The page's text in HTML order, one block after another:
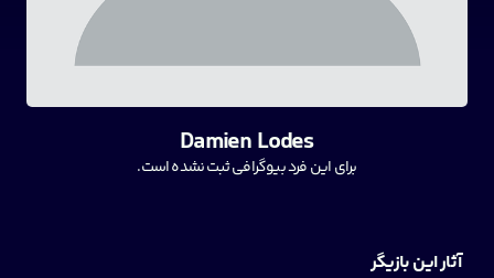
Damien Lodes
برای این فرد بیوگرافی ثبت نشده است.
آثار این بازیگر